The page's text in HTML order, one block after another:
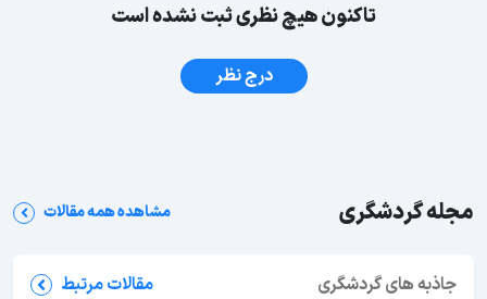
تاکنون هیچ نظری ثبت نشده است
درج نظر
مجله گردشگری مشاهده همه مقالات
جاذبه های گردشگری مقالات مرتبط